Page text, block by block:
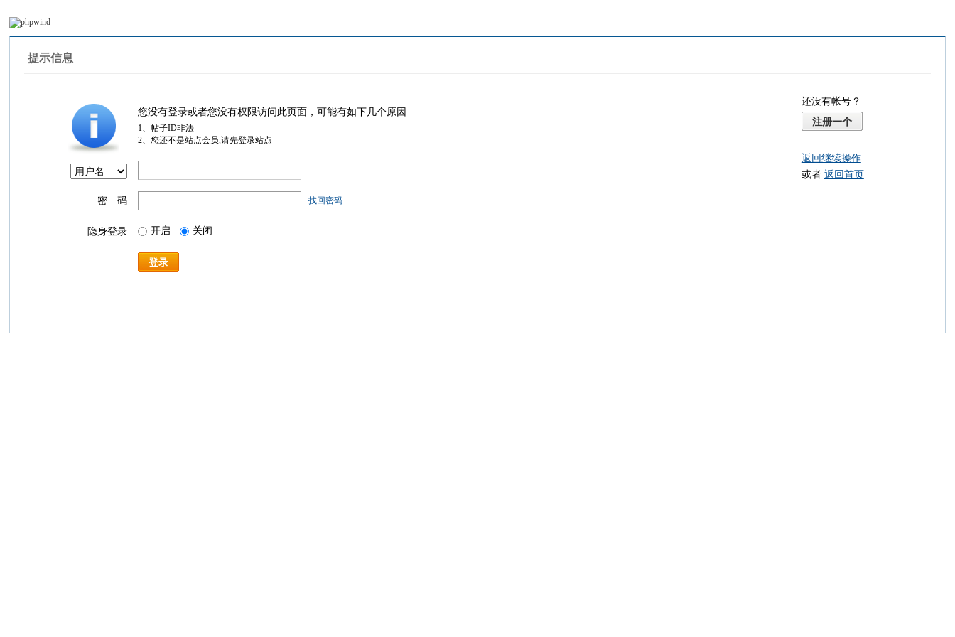
提示信息
您没有登录或者您没有权限访问此页面，可能有如下几个原因
1、帖子ID非法
2、您还不是站点会员,请先登录站点
密 码 找回密码
隐身登录 开启 关闭
登录
还没有帐号？
注册一个
返回继续操作
或者 返回首页